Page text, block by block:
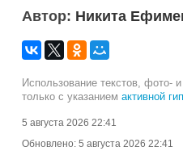
Автор: Никита
Использование текстов, фото-
только с указанием активной
5 августа 2026 22:41
Обновлено: 5 августа 2026 22:41